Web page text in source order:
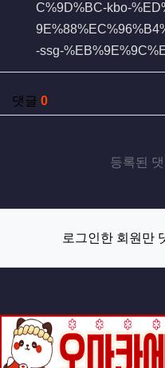
C%9D%BC-kbo-
-ssg-
댓글 0
등록된
로그인한 회원만